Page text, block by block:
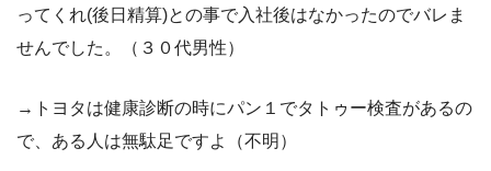
ってくれ(後日精算)との事で入社後はなかったのでバレま
せんでした。（３０代男性）
→トヨタは健康診断の時にパン１でタトゥー検査があるの
で、ある人は無駄足ですよ（不明）